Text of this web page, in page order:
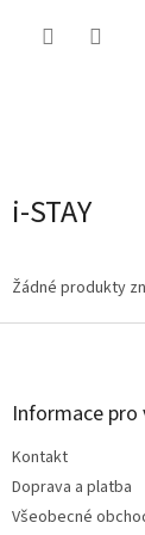
i-STAY
Žádné produkty
Z
Informace pro
Kontakt
Doprava a platba
Všeobecné